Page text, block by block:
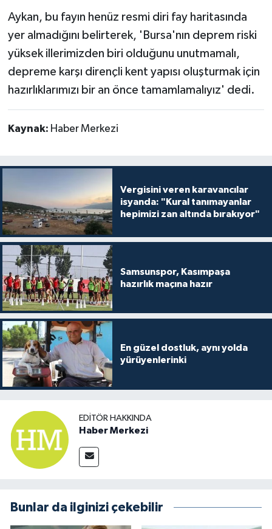
Aykan, bu fayın henüz resmi diri fay haritasında
yer almadığını belirterek, 'Bursa'nın deprem riski
yüksek illerimizden biri olduğunu unutmamalı,
depreme karşı dirençli kent yapısı oluşturmak için
hazırlıklarımızı bir an önce tamamlamalıyız' dedi.
Kaynak: Haber Merkezi
Vergisini veren karavancılar
isyanda: "Kural tanımayanlar
hepimizi zan altında bırakıyor"
Samsunspor, Kasımpaşa
hazırlık maçına hazır
En güzel dostluk, aynı yolda
yürüyenlerinki
EDITÖR HAKKINDA
Haber Merkezi
Bunlar da ilginizi çekebilir